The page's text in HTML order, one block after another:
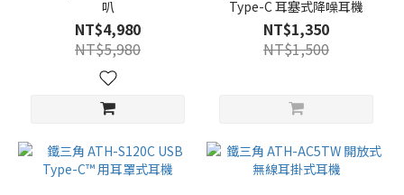
叭
NT$4,980
NT$5,980
Type-C 耳塞式降噪耳機
NT$1,350
NT$1,500